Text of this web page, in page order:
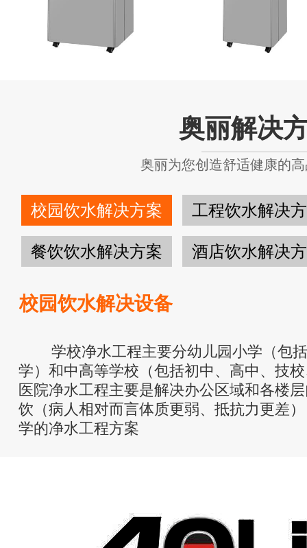
奥丽解决
奥丽为您创造舒适健康的
校园饮水解决方案 工程饮水解决
餐饮饮水解决方案 酒店饮水解决
校园饮水解决设备
学校净水工程主要分幼儿园小学（包括
学）和中高等学校（包括初中、高中、技
医院净水工程主要是解决办公区域和各楼
饮（病人相对而言体质更弱、抵抗力更差
学的净水工程方案